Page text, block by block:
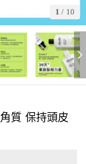
1 / 10
質 保持頭皮